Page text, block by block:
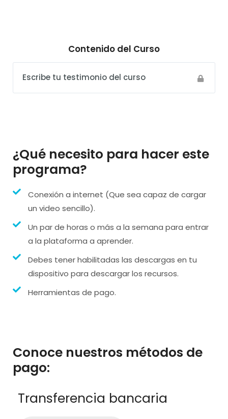
Contenido del Curso
Escribe tu testimonio del curso
¿Qué necesito para hacer este
programa?
Conexión a internet (Que sea capaz de cargar
un video sencillo).
Un par de horas o más a la semana para entrar
a la plataforma a aprender.
Debes tener habilitadas las descargas en tu
dispositivo para descargar los recursos.
Herramientas de pago.
Conoce nuestros métodos de
pago:
Transferencia bancaria